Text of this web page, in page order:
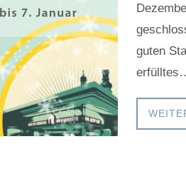
guten